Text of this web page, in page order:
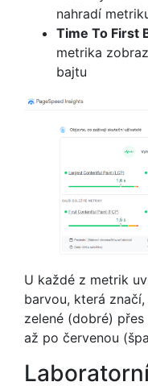
nahradí
Time To First
metrika
bajtu
U každé z metrik
barvou, která
zelené (dobré)
až po červenou